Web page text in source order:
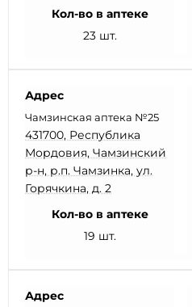
Кол-во в аптеке
23 шт.
Адрес
Чамзинская аптека №25
431700, Республика
Мордовия, Чамзинский
р-н, р.п. Чамзинка, ул.
Горячкина, д. 2
Кол-во в аптеке
19 шт.
Адрес